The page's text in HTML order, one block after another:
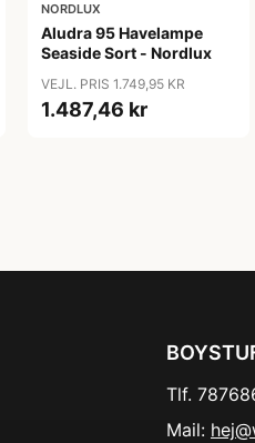
NORDLUX
Aludra 95 Havelampe
Seaside Sort - Nordlux
VEJL. PRIS 1.749,95 KR
1.487,46 kr
Tlf.
Mail: